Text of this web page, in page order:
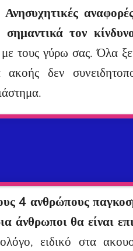
τον
με τους γύρω σας. Όλα
δεν
4 ανθρώπους
θα είναι
ειδικό στα